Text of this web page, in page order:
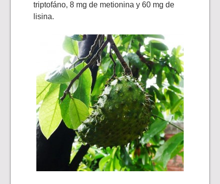
triptofáno, 8 mg de metionina y 60 mg de
lisina.